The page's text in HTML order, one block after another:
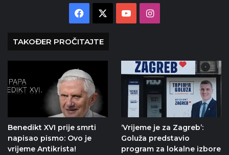
Facebook YouTubeInstagram
TAKOĐER PROČITAJTE
Benedikt XVI prije smrti
napisao pismo: Ovo je
vrijeme Antikrista!
‘Vrijeme je za Zagreb’:
Goluža predstavio
program za lokalne izbore